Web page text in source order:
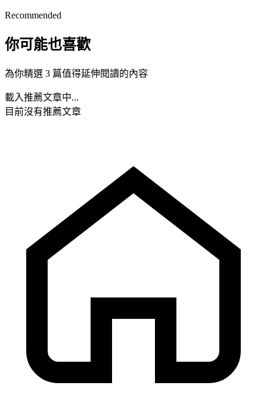
Recommended
你可能也喜歡
為你精選 3 篇值得延伸閱讀的內容
載入推薦文章中...
目前沒有推薦文章